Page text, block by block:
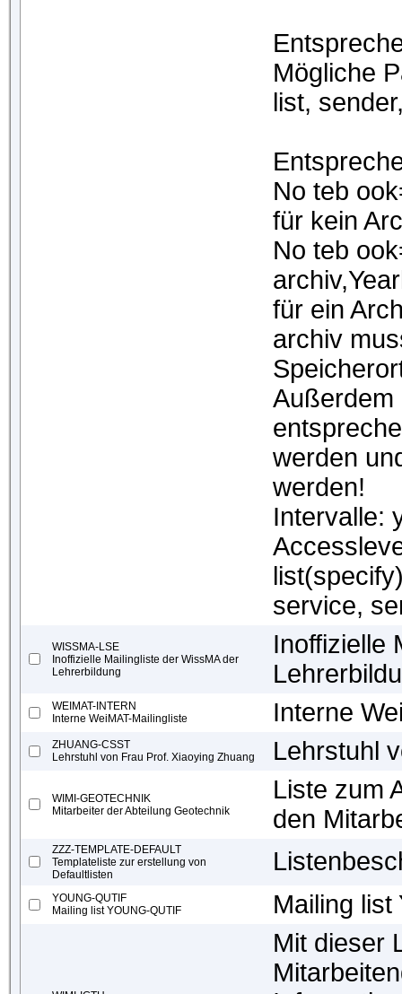
Mögliche
list,
No teb
für kein
No teb
für ein
archiv
Außerdem
werden
werden!
Intervalle:
service,
WISSMA-LSE
Inoffizielle Mailingliste der WissMA der
Lehrerbildung
Inoffizielle
WEIMAT-INTERN
Interne WeiMAT-Mailingliste
Interne
ZHUANG-CSST
Lehrstuhl von Frau Prof. Xiaoying Zhuang
Lehrstuhl
WIMI-GEOTECHNIK
Mitarbeiter der Abteilung Geotechnik
Liste zum
den
ZZZ-TEMPLATE-DEFAULT
Templateliste zur erstellung von
Defaultlisten
YOUNG-QUTIF
Mailing list YOUNG-QUTIF
Mailing
Mit dieser